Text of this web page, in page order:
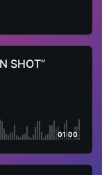
SHOT”
01:00